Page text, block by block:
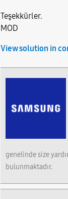
Teşekkürler.
MOD
View solution in
genelinde size
bulunmaktadır.